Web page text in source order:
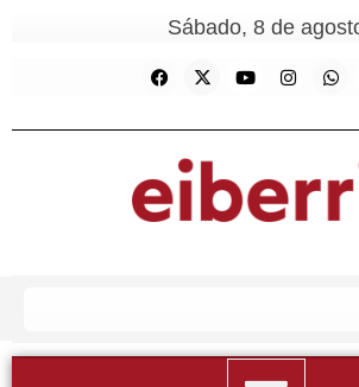
Sábado, 8 de